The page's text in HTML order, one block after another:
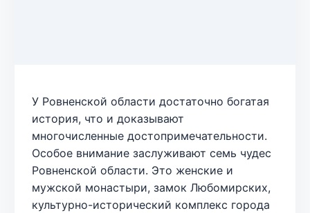
У Ровненской области достаточно богатая
история, что и доказывают
многочисленные достопримечательности.
Особое внимание заслуживают семь чудес
Ровненской области. Это женские и
мужской монастыри, замок Любомирских,
культурно-исторический комплекс города